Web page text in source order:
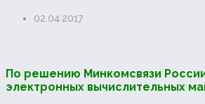
02.04.2017
По решению Минкомсвязи
электронных вычислительных